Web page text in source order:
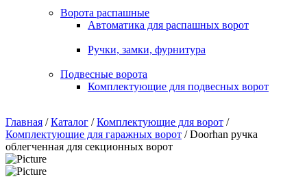
Ворота распашные
Автоматика для распашных ворот
Ручки, замки, фурнитура
Подвесные ворота
Комплектующие для подвесных ворот
Главная /Каталог /Комплектующие для ворот /
Комплектующие для гаражных ворот / Doorhan ручка
облегченная для секционных ворот